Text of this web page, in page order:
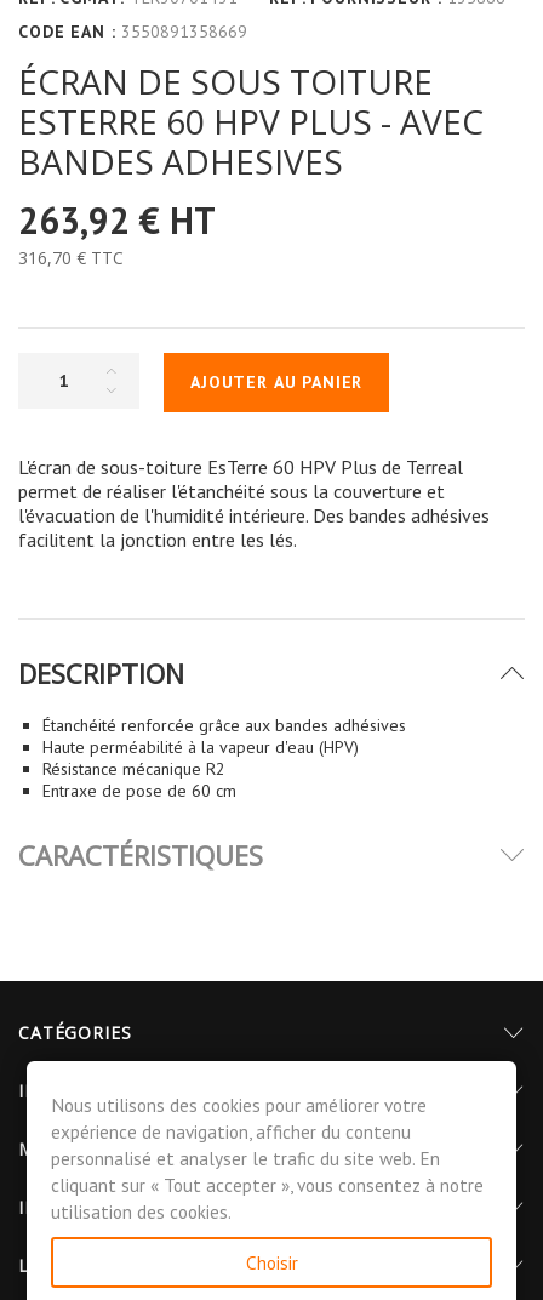
CODE EAN : 3550891358669
ÉCRAN DE SOUS TOITURE
ESTERRE 60 HPV PLUS - AVEC
BANDES ADHESIVES
263,92 € HT
316,70 € TTC
AJOUTER AU PANIER
L'écran de sous-toiture EsTerre 60 HPV Plus de Terreal
permet de réaliser l'étanchéité sous la couverture et
l'évacuation de l'humidité intérieure. Des bandes adhésives
facilitent la jonction entre les lés.
DESCRIPTION
Étanchéité renforcée grâce aux bandes adhésives
Haute perméabilité à la vapeur d'eau (HPV)
Résistance mécanique R2
Entraxe de pose de 60 cm
CARACTÉRISTIQUES
CATÉGORIES
INFORMATIONS
MON COMPTE
INFORMATIONS DE CONTACT
LETTRE D'INFORMATIONS
Nous utilisons des cookies pour améliorer votre
expérience de navigation, afficher du contenu
personnalisé et analyser le trafic du site web. En
cliquant sur « Tout accepter », vous consentez à notre
utilisation des cookies.
Choisir